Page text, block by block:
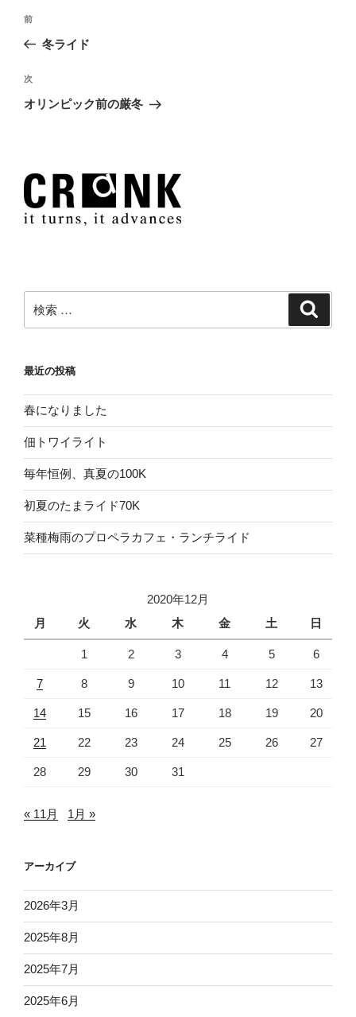
投
ビ
ゲ
ン
過
去
投
稿
前
冬ライド
次
の
次
オリンピック前の厳冬
索:
最近の投稿
春になりました
佃トワイライト
毎年恒例、真夏の100K
初夏のたまライド70K
菜種梅雨のプロペラカフェ・ランチライド
2020年12月
月
火 水 木 金 土 日
1 2 3 4 5 6
7 8 9 10 11 12 13
14 15 16 17 18 19 20
21 22 23 24 25 26 27
28 29 30 31
« 11月 1月 »
アーカイブ
2026年3月
2025年8月
2025年7月
2025年6月